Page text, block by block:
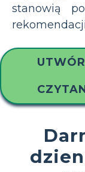
stanowią